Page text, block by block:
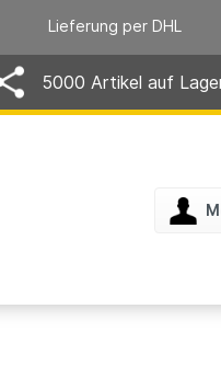
Lieferung per DHL
5000 Artikel auf